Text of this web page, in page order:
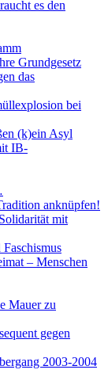
es den
Grundgesetz
das
bei
(k)ein Asyl
IB-
anknüpfen!
mit
– Menschen
Mauer zu
gegen
2003-2004